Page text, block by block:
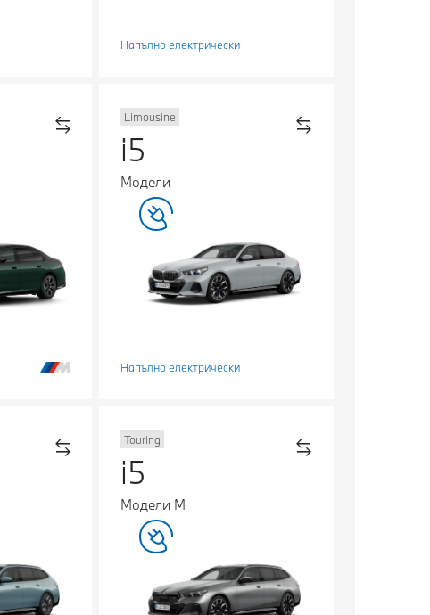
Напълно електрически
Limousine
i5
Модели
Напълно електрически
Touring
i5
Модели М